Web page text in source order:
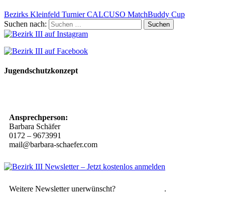
Bezirks Kleinfeld Turnier CALCUSO MatchBuddy Cup
Suchen nach:
Jugendschutzkonzept
Ansprechperson:
Barbara Schäfer
0172 – 9673991
mail@barbara-schaefer.com
Weitere Newsletter unerwünscht? .